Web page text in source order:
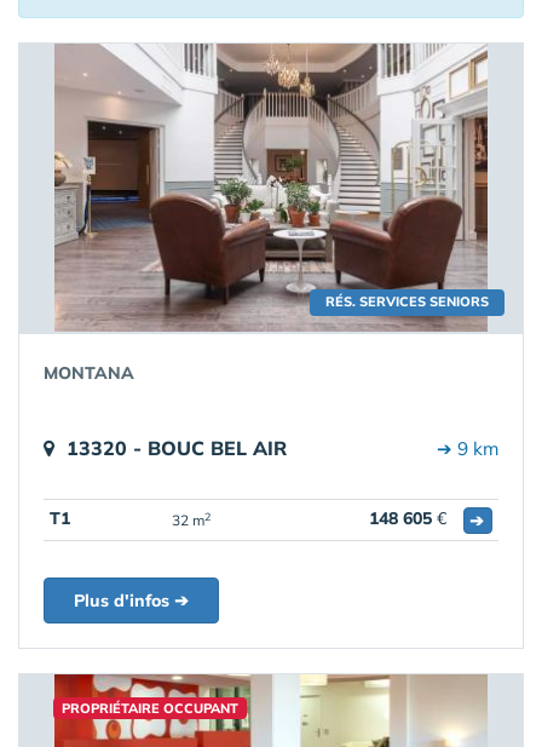
RÉS. SERVICES SENIORS
MONTANA
13320 - BOUC BEL AIR ➔ 9 km
T1 32 m2 148 605 € ➔
Plus d'infos ➔
PROPRIÉTAIRE OCCUPANT